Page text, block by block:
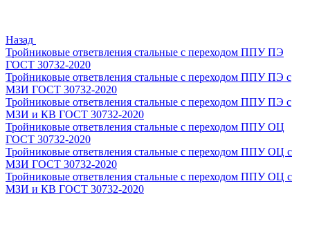
Назад
Тройниковые ответвления стальные с переходом ППУ ПЭ
ГОСТ 30732-2020
Тройниковые ответвления стальные с переходом ППУ ПЭ с
МЗИ ГОСТ 30732-2020
Тройниковые ответвления стальные с переходом ППУ ПЭ с
МЗИ и КВ ГОСТ 30732-2020
Тройниковые ответвления стальные с переходом ППУ ОЦ
ГОСТ 30732-2020
Тройниковые ответвления стальные с переходом ППУ ОЦ с
МЗИ ГОСТ 30732-2020
Тройниковые ответвления стальные с переходом ППУ ОЦ с
МЗИ и КВ ГОСТ 30732-2020